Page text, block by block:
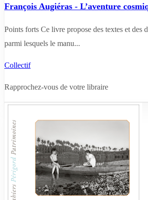
François Augiéras - L’aventure
Points forts Ce livre propose des textes et des
parmi lesquels le manu...
Collectif
Rapprochez-vous de votre libraire